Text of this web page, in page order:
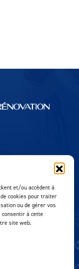
et/ou accèdent à
cookies pour traiter
ou de gérer vos
consentir à cette
site web.